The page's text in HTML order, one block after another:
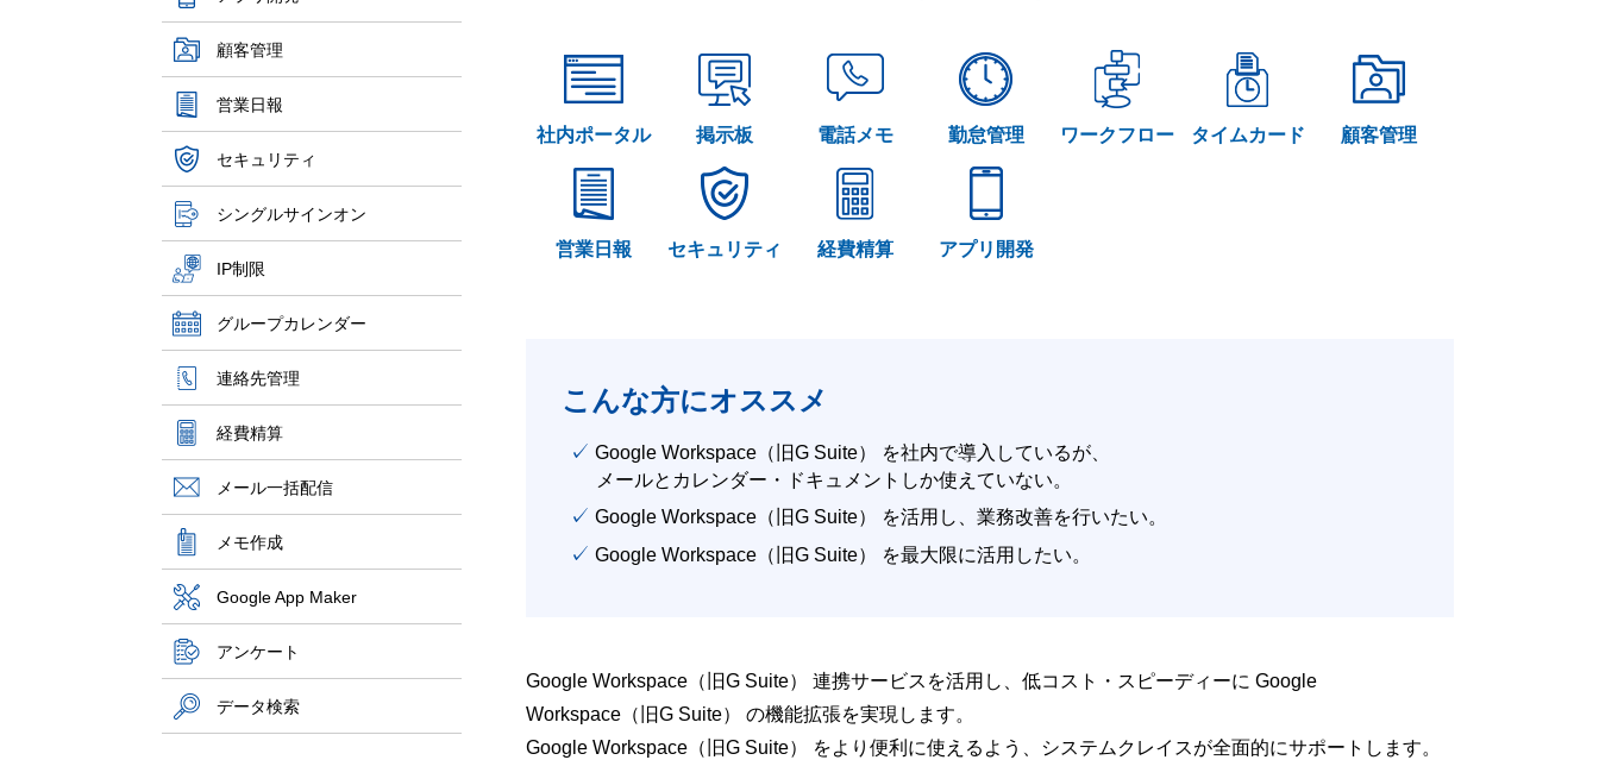
顧客管理
営業日報
セキュリティ
シングルサインオン
IP制限
グループカレンダー
連絡先管理
経費精算
メール一括配信
メモ作成
Google App Maker
アンケート
データ検索
社内ポータル 掲示板 電話メモ 勤怠管理 ワークフロー タイムカード 顧客管理
営業日報 セキュリティ 経費精算 アプリ開発
こんな方にオススメ
✓ Google Workspace（旧G Suite） を社内で導入しているが、
メールとカレンダー・ドキュメントしか使えていない。
✓ Google Workspace（旧G Suite） を活用し、業務改善を行いたい。
✓ Google Workspace（旧G Suite） を最大限に活用したい。
Google Workspace（旧G Suite） 連携サービスを活用し、低コスト・スピーディーに Google
Workspace（旧G Suite） の機能拡張を実現します。
Google Workspace（旧G Suite） をより便利に使えるよう、システムクレイスが全面的にサポートします。